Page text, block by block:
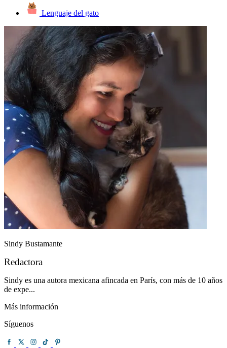
Lenguaje del gato
Sindy Bustamante
Redactora
Sindy es una autora mexicana afincada en París, con más de 10 años
de expe...
Más información
Síguenos